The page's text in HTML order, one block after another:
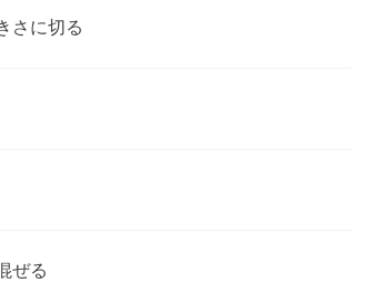
さに切る
ぜる